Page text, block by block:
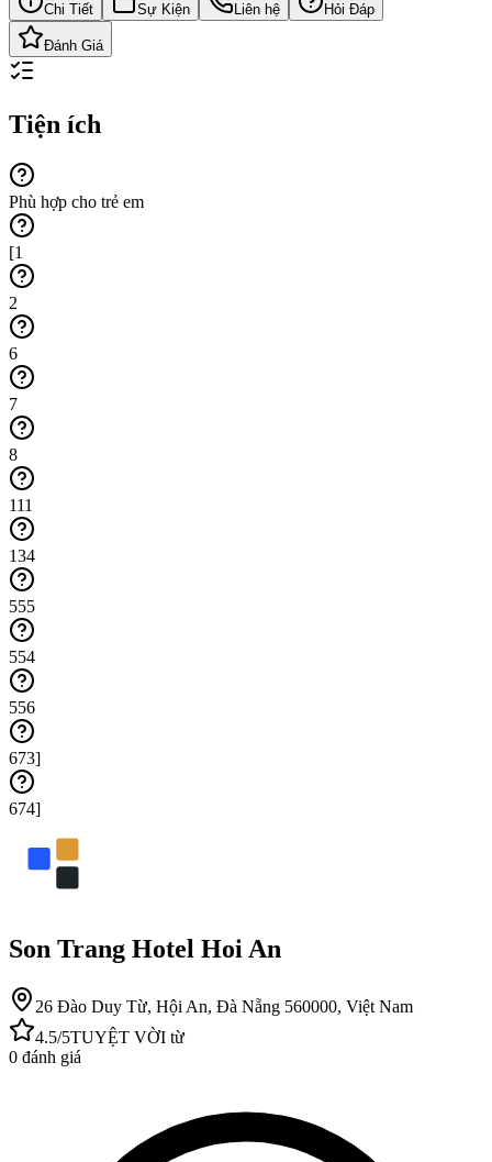
Chi Tiết Sự Kiện Liên hệ Hỏi Đáp
Đánh Giá
Tiện ích
Phù hợp cho trẻ em
[1
2
6
7
8
111
134
555
554
556
673]
674]
Son Trang Hotel Hoi An
26 Đào Duy Từ, Hội An, Đà Nẵng 560000, Việt Nam
4.5/5TUYỆT VỜI từ
0 đánh giá